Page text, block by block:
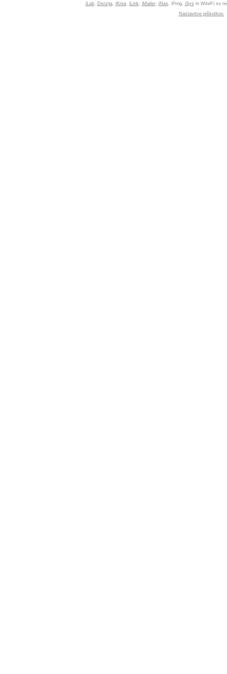
iLab, Divizija, iKrea, iLink , iMailer, iNas , iProg, iSys in WiteFi so
Nastavitve piškotkov.